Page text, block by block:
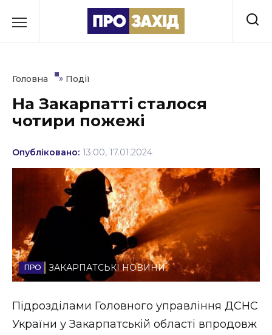
до
Культура
Освіта
Події
Політика
Соціум
Спорт
Стиль життя
Втрачений Ужгород
Головна » Події
На Закарпатті сталося
чотири пожежі
Опубліковано: 13:00, 17.01.2024
ЗАКАРПАТСЬКІ НОВИНИ
Підрозділами Головного управління ДСНС
України у Закарпатській області впродовж